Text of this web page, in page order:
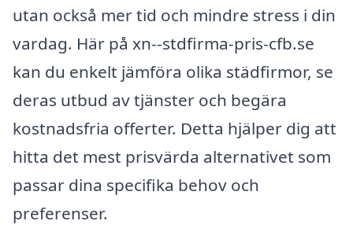
utan också mer tid och mindre stress i din
vardag. Här på xn--stdfirma-pris-cfb.se
kan du enkelt jämföra olika städfirmor, se
deras utbud av tjänster och begära
kostnadsfria offerter. Detta hjälper dig att
hitta det mest prisvärda alternativet som
passar dina specifika behov och
preferenser.